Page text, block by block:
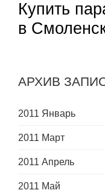
Купить
в
АРХИВ
2011 Январь
2011 Март
2011 Апрель
2011 Май